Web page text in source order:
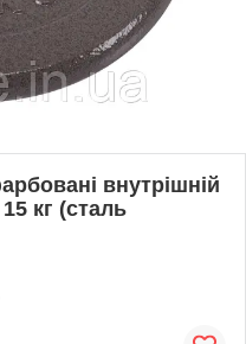
внутрішній
кг (сталь